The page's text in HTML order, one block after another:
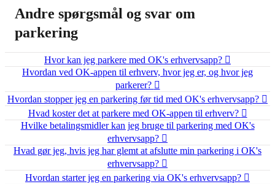
Andre spørgsmål og svar om
parkering
Hvor kan jeg parkere med OK's erhvervsapp?
Hvordan ved OK-appen til erhverv, hvor jeg er, og hvor jeg
parkerer?
Hvordan stopper jeg en parkering før tid med OK's erhvervsapp?
Hvad koster det at parkere med OK-appen til erhverv?
Hvilke betalingsmidler kan jeg bruge til parkering med OK's
erhvervsapp?
Hvad gør jeg, hvis jeg har glemt at afslutte min parkering i OK's
erhvervsapp?
Hvordan starter jeg en parkering via OK's erhvervsapp?